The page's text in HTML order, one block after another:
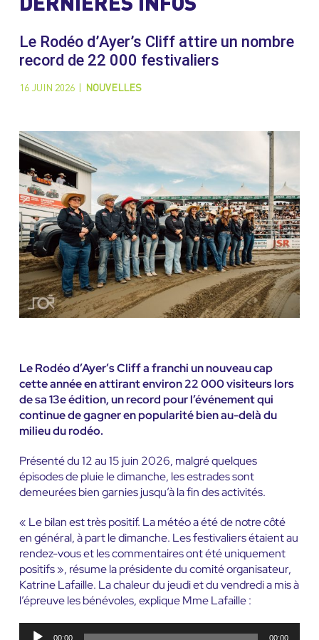
DERNIÈRES INFOS
Le Rodéo d’Ayer’s Cliff attire un nombre
record de 22 000 festivaliers
16 JUIN 2026 NOUVELLES
Le Rodéo d’Ayer’s Cliff a franchi un nouveau cap
cette année en attirant environ 22 000 visiteurs lors
de sa 13e édition, un record pour l’événement qui
continue de gagner en popularité bien au-delà du
milieu du rodéo.
Présenté du 12 au 15 juin 2026, malgré quelques
épisodes de pluie le dimanche, les estrades sont
demeurées bien garnies jusqu’à la fin des activités.
« Le bilan est très positif. La météo a été de notre côté
en général, à part le dimanche. Les festivaliers étaient au
rendez-vous et les commentaires ont été uniquement
positifs », résume la présidente du comité organisateur,
Katrine Lafaille. La chaleur du jeudi et du vendredi a mis à
l’épreuve les bénévoles, explique Mme Lafaille :
Lecteur00:00 00:00